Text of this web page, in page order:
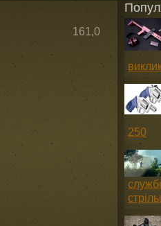
161,0
250